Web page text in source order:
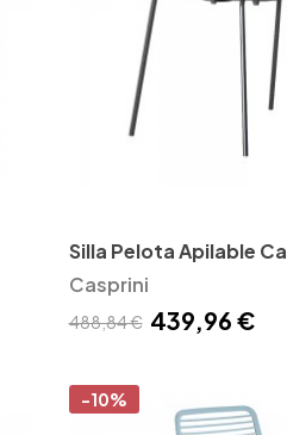
Silla Pelota Apilable
Casprini
488,84 € 439,96 €
-10%